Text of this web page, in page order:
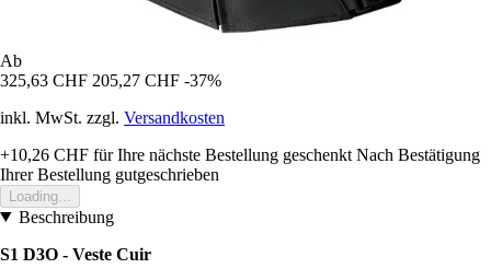
Ab
325,63 CHF 205,27 CHF -37%
inkl. MwSt. zzgl. Versandkosten
+10,26 CHF für Ihre nächste Bestellung geschenkt Nach Bestätigung
Ihrer Bestellung gutgeschrieben
Loading...
Beschreibung
S1 D3O - Veste Cuir